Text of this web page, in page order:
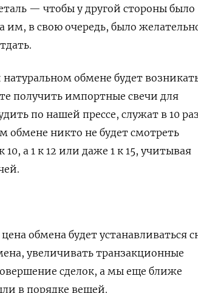
— чтобы у другой стороны было
в свою очередь, было
обмене будет
получить импортные свечи для
по нашей прессе, служат в 10 раз
обмене никто не будет смотреть
а 1 к 12 или даже 1 к 15, учитывая
обмена будет устанавливаться
увеличивать транзакционные
сделок, а мы еще ближе
в порядке вещей.